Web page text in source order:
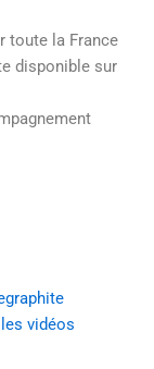
toute la France
disponible sur
vidéos